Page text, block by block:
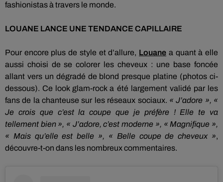
fashionistas à travers le monde.
LOUANE LANCE UNE TENDANCE CAPILLAIRE
Pour encore plus de style et d’allure, Louane a quant à elle
aussi choisi de se colorer les cheveux : une base foncée
allant vers un dégradé de blond presque platine (photos ci-
dessous). Ce look glam-rock a été largement validé par les
fans de la chanteuse sur les réseaux sociaux. « J’adore », «
Je croisque c’est la coupe que je préfère !Elle te va
tellement bien », « J’adore, c’est moderne », « Magnifique »,
« Mais qu’elle est belle », « Belle coupe de cheveux »,
découvre-t-on dans les nombreux commentaires.